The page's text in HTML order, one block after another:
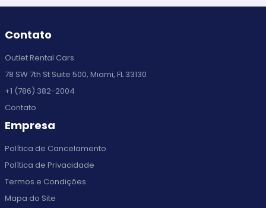
Contato
Outlet Rental Cars
78 SW 7th St Suite 500, Miami, FL 33130
+1 (786) 382-2004
Contato
Empresa
Política de Cancelamento
Política de Privacidade
Termos e Condições
Mapa do Site